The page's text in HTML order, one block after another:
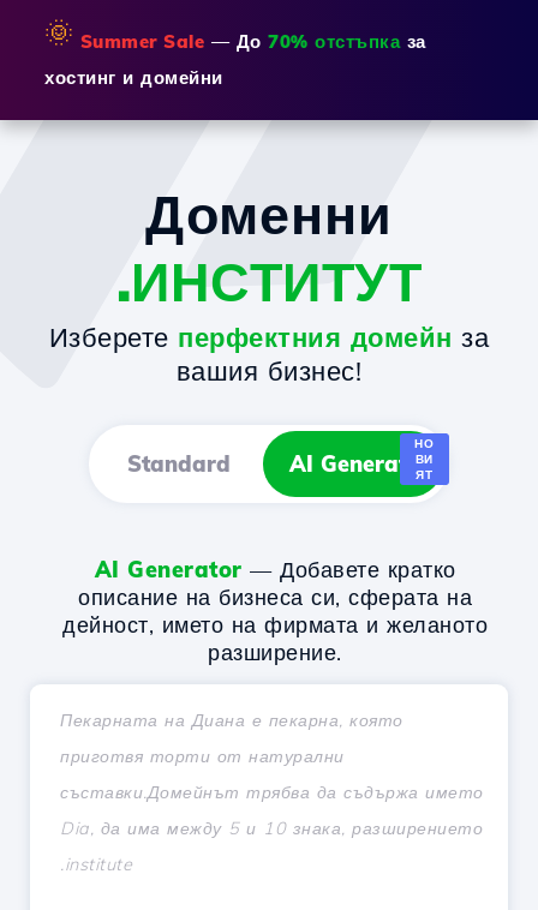
🌞 Summer Sale — До 70% отстъпказа
хостинг и домейни
Доменни
.ИНСТИТУТ
Изберете перфектния домейн за
вашия бизнес!
Standard AI Generator
НО
ВИ
ЯТ
AI Generator — Добавете кратко
описание на бизнеса си, сферата на
дейност, името на фирмата и желаното
разширение.